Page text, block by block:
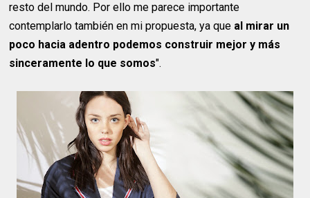
resto del mundo. Por ello me parece importante
contemplarlo también en mi propuesta, ya que al mirar un
poco hacia adentro podemos construir mejor y más
sinceramente lo que somos".